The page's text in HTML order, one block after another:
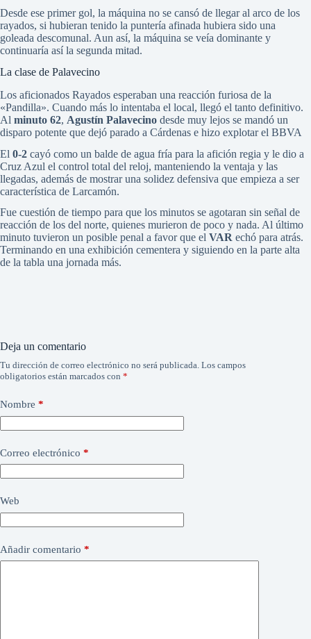
Desde ese primer gol, la máquina no se cansó de llegar al arco de los
rayados, si hubieran tenido la puntería afinada hubiera sido una
goleada descomunal. Aun así, la máquina se veía dominante y
continuaría así la segunda mitad.
La clase de Palavecino
Los aficionados Rayados esperaban una reacción furiosa de la
«Pandilla». Cuando más lo intentaba el local, llegó el tanto definitivo.
Al minuto 62, Agustín Palavecino desde muy lejos se mandó un
disparo potente que dejó parado a Cárdenas e hizo explotar el BBVA
El 0-2 cayó como un balde de agua fría para la afición regia y le dio a
Cruz Azul el control total del reloj, manteniendo la ventaja y las
llegadas, además de mostrar una solidez defensiva que empieza a ser
característica de Larcamón.
Fue cuestión de tiempo para que los minutos se agotaran sin señal de
reacción de los del norte, quienes murieron de poco y nada. Al último
minuto tuvieron un posible penal a favor que el VAR echó para atrás.
Terminando en una exhibición cementera y siguiendo en la parte alta
de la tabla una jornada más.
Deja un comentario
Tu dirección de correo electrónico no será publicada. Los campos
obligatorios están marcados con *
Nombre *
Correo electrónico *
Web
Añadir comentario *